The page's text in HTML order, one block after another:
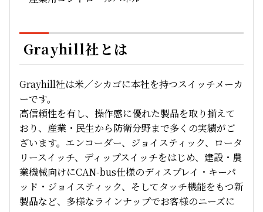
Grayhill社とは
Grayhill社は米／シカゴに本社を持つスイッチメーカ
ーです。
高信頼性を有し、操作感に優れた製品を取り揃えて
おり、産業・民生から防衛分野まで多くの実績がご
ざいます。エンコーダー、ジョイスティック、ロータ
リースイッチ、 ディップスイッチをはじめ、建設・農
業機械向けにCAN-bus仕様のディスプレイ・キーパ
ッド・ジョイスティック、そしてタッチ機能をもつ新
製品など、 多様な ラインナップでお客様のニーズに